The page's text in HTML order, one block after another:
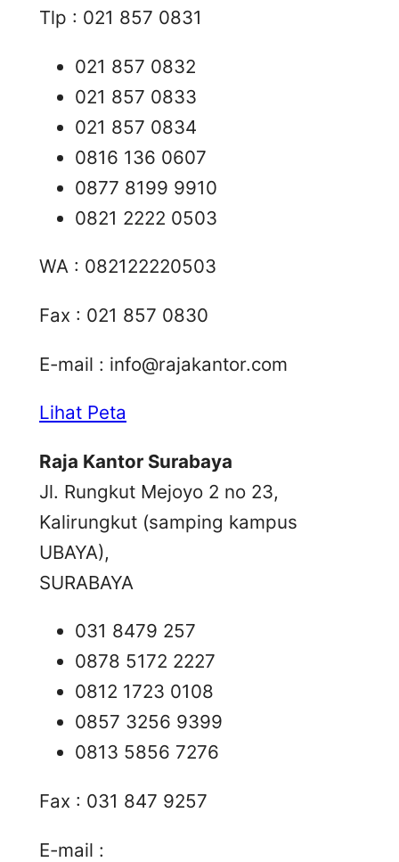
Tlp : 021 857 0831
021 857 0832
021 857 0833
021 857 0834
0816 136 0607
0877 8199 9910
0821 2222 0503
WA : 082122220503
Fax : 021 857 0830
E-mail : info@rajakantor.com
Lihat Peta
Raja Kantor Surabaya
Jl. Rungkut Mejoyo 2 no 23,
Kalirungkut (samping kampus
UBAYA),
SURABAYA
031 8479 257
0878 5172 2227
0812 1723 0108
0857 3256 9399
0813 5856 7276
Fax : 031 847 9257
E-mail :